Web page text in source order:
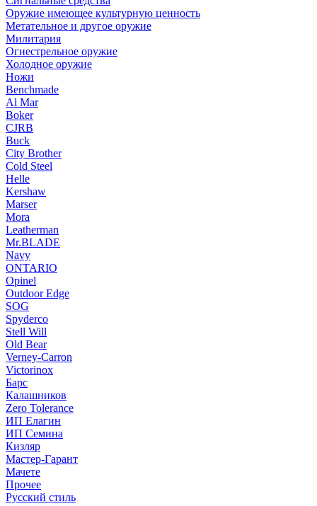
Оружие имеющее культурную ценность
Метательное и другое оружие
Милитария
Огнестрельное оружие
Холодное оружие
Ножи
Benchmade
Al Mar
Boker
CJRB
Buck
City Brother
Cold Steel
Helle
Kershaw
Marser
Mora
Leatherman
Mr.BLADE
Navy
ONTARIO
Opinel
Outdoor Edge
SOG
Spyderco
Stell Will
Old Bear
Verney-Carron
Victorinox
Барс
Калашников
Zero Tolerance
ИП Елагин
ИП Семина
Кизляр
Мастер-Гарант
Мачете
Прочее
Русский стиль